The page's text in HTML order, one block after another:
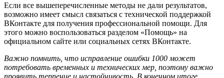
Если все вышеперечисленные методы не дали результатов,
возможно имеет смысл связаться с технической поддержкой
ВКонтакте для получения профессиональной помощи. Для
этого можно воспользоваться разделом «Помощь» на
официальном сайте или социальных сетях ВКонтакте.
Важно помнить, что исправление ошибки 1000 может
потребовать временных и технических мер, поэтому важно
проявить терпение и настойчивость. В конечном итоге,